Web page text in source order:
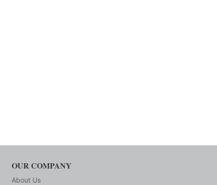
OUR COMPANY
About Us